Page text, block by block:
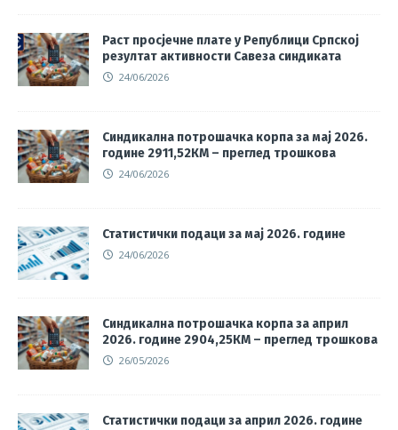
Раст просјечне плате у Републици Српској
резултат активности Савеза синдиката
24/06/2026
Синдикална потрошачка корпа за мај 2026.
године 2911,52КМ – преглед трошкова
24/06/2026
Статистички подаци за мај 2026. године
24/06/2026
Синдикална потрошачка корпа за април
2026. године 2904,25КМ – преглед трошкова
26/05/2026
Статистички подаци за април 2026. године